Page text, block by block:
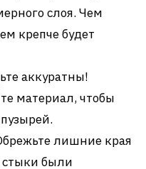
слоя. Чем
крепче будет
аккуратны!
материал, чтобы
лишние края
стыки были